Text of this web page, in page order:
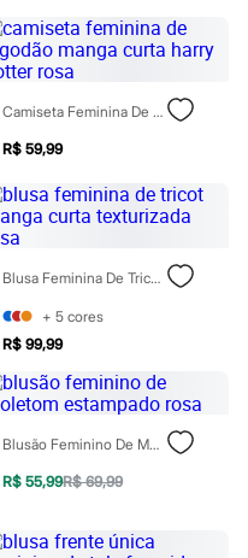
Camiseta Feminina De Algodão Manga Curta Harry Potter Rosa
R$ 59,99
Blusa Feminina De Tricot Manga Curta Texturizada Rosa
+ 5 cores
R$ 99,99
Blusão Feminino De Moletom Estampado Rosa
R$ 55,99R$ 69,99